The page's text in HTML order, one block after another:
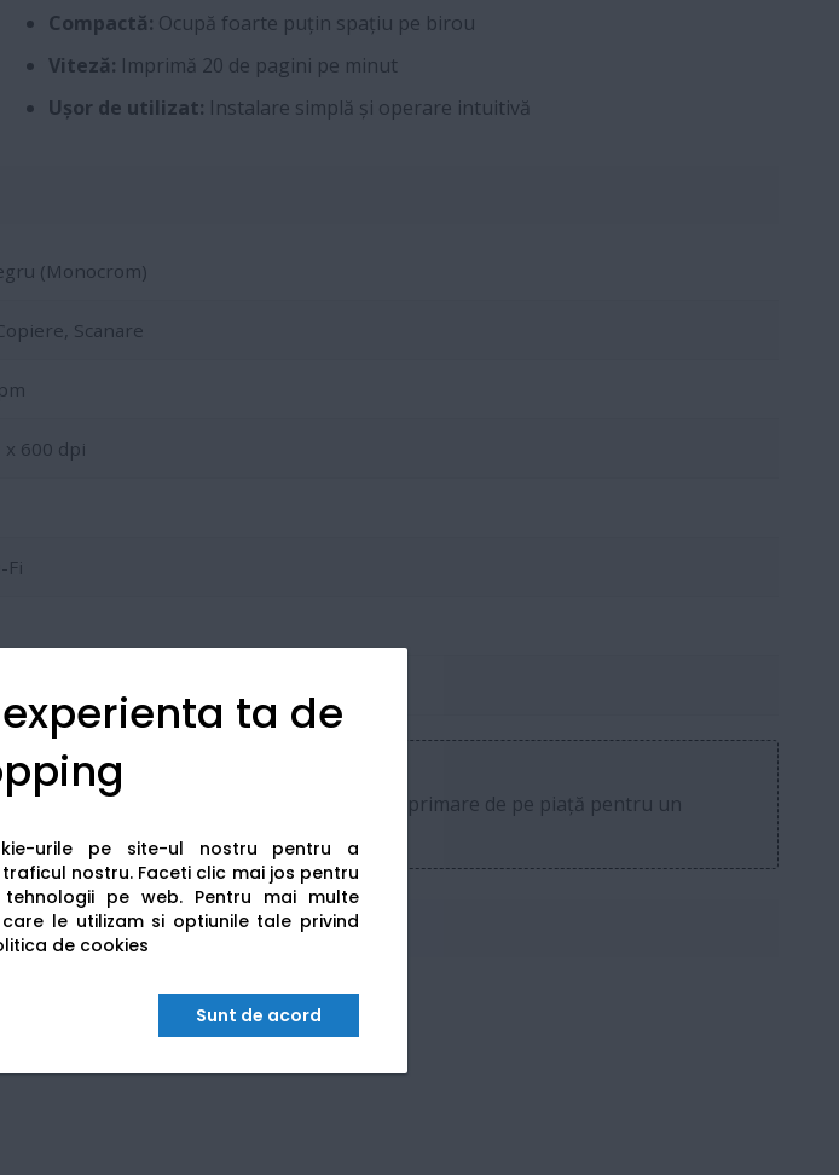
ta de
urile pe site-ul nostru pentru a
nostru. Faceti clic mai jos pentru
pe web. Pentru mai multe
le utilizam si optiunile tale privind
de cookies
Sunt de acord
Compactă: Ocupă foarte puțin spațiu pe birou
Viteză: Imprimă 20 de pagini pe minut
Ușor de utilizat: Instalare simplă și operare intuitivă
(Monocrom)
Scanare
x 600 dpi
Fi
oferind unul dintre cele mai mici costuri de imprimare de pe piață pentru un